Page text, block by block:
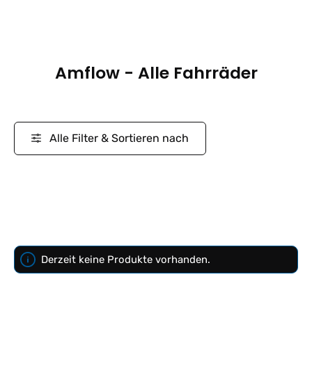
Amflow - Alle Fahrräder
Alle Filter & Sortieren nach
Derzeit keine Produkte vorhanden.